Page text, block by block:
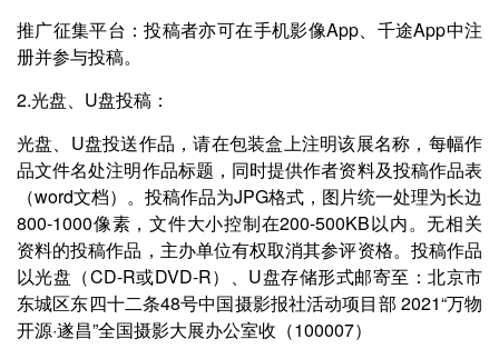
推广征集平台：投稿者亦可在手机影像App、千途App中注
册并参与投稿。
2.光盘、U盘投稿：
光盘、U盘投送作品，请在包装盒上注明该展名称，每幅作
品文件名处注明作品标题，同时提供作者资料及投稿作品表
（word文档）。投稿作品为JPG格式，图片统一处理为长边
800-1000像素，文件大小控制在200-500KB以内。无相关
资料的投稿作品，主办单位有权取消其参评资格。投稿作品
以光盘（CD-R或DVD-R）、U盘存储形式邮寄至：北京市
东城区东四十二条48号中国摄影报社活动项目部 2021“万物
开源·遂昌”全国摄影大展办公室收（100007）